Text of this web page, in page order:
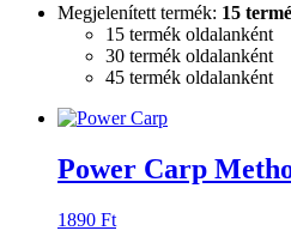
Megjelenített termék: 15
15 termék oldalanként
30 termék oldalanként
45 termék oldalanként
Power Carp
1890 Ft